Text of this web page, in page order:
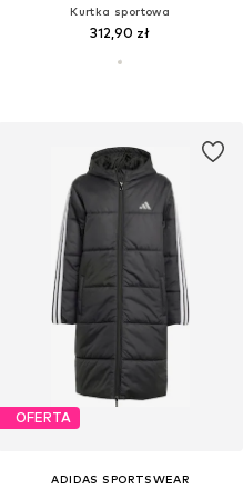
Kurtka sportowa
312,90 zł
OFERTA
ADIDAS SPORTSWEAR